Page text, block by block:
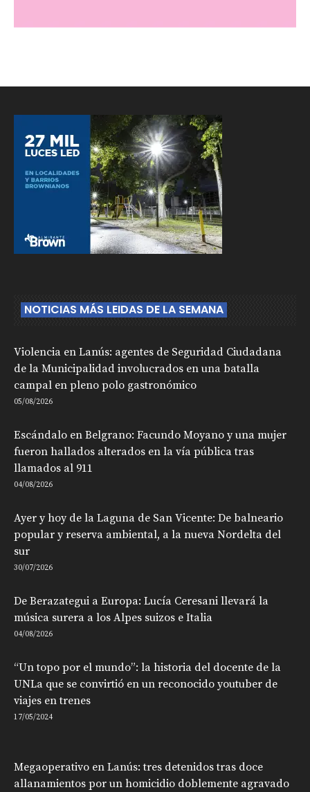
NOTICIAS MÁS LEIDAS DE LA SEMANA
Violencia en Lanús: agentes de Seguridad Ciudadana
de la Municipalidad involucrados en una batalla
campal en pleno polo gastronómico
05/08/2026
Escándalo en Belgrano: Facundo Moyano y una mujer
fueron hallados alterados en la vía pública tras
llamados al 911
04/08/2026
Ayer y hoy de la Laguna de San Vicente: De balneario
popular y reserva ambiental, a la nueva Nordelta del
sur
30/07/2026
De Berazategui a Europa: Lucía Ceresani llevará la
música surera a los Alpes suizos e Italia
04/08/2026
“Un topo por el mundo”: la historia del docente de la
UNLa que se convirtió en un reconocido youtuber de
viajes en trenes
17/05/2024
Megaoperativo en Lanús: tres detenidos tras doce
allanamientos por un homicidio doblemente agravado